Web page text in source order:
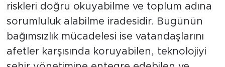
riskleri doğru okuyabilme ve toplum adına
sorumluluk alabilme iradesidir. Bugünün
bağımsızlık mücadelesi ise vatandaşlarını
afetler karşısında koruyabilen, teknolojiyi